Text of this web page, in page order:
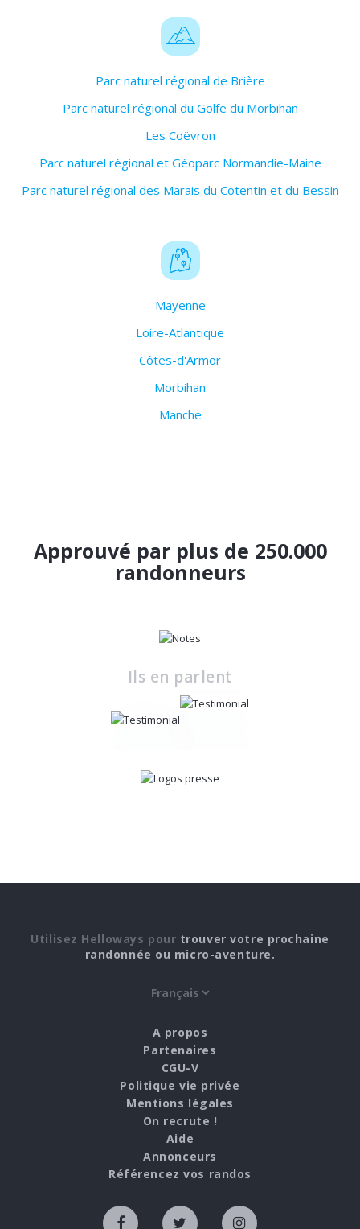
Parc naturel régional de Brière
Parc naturel régional du Golfe du Morbihan
Les Coëvron
Parc naturel régional et Géoparc Normandie-Maine
Parc naturel régional des Marais du Cotentin et du Bessin
Mayenne
Loire-Atlantique
Côtes-d'Armor
Morbihan
Manche
Approuvé par plus de 250.000
randonneurs
Ils en parlent
Utilisez Helloways pour trouver votre prochaine
randonnée ou micro-aventure.
A propos
Partenaires
CGU-V
Politique vie privée
Mentions légales
On recrute !
Aide
Annonceurs
Référencez vos randos